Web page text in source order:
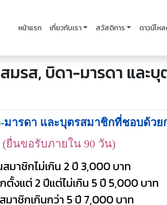
หน้าแรก เกี่ยวกับเรา สวัสดิการ ดาวน์โห
มรส, บิดา-มารดา และ
มารดา และบุตรสมาชิกที่ชอบด้ว
(ยื่นขอรับภายใน 90 วัน)
สมาชิกไม่เกิน 2 ปี 3,000 บาท
ตั้งแต่ 2 ปีแต่ไม่เกิน 5 ปี 5,000 บาท
มาชิกเกินกว่า 5 ปี 7,000 บาท